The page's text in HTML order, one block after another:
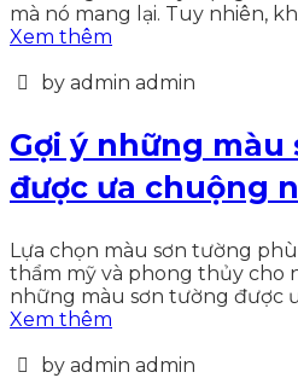
mà nó mang lại. Tuy nhiên,
Xem thêm
by admin admin
Gợi ý những màu
được ưa chuộng
Lựa chọn màu sơn tường
thẩm mỹ và phong thủy cho
những màu sơn tường được
Xem thêm
by admin admin